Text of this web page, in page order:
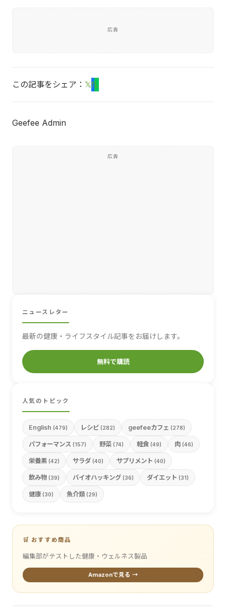
広告
この記事をシェア： 𝕏fL
Geefee Admin
広告
ニュースレター
最新の健康・ライフスタイル記事をお届けします。
無料で購読
人気のトピック
English (479) レシピ (282) geefeeカフェ (278)
パフォーマンス (157) 野菜 (74) 軽食 (49) 肉 (46)
栄養素 (42) サラダ (40) サプリメント (40)
飲み物 (39) バイオハッキング (36) ダイエット (31)
健康 (30) 魚介類 (29)
🛒 おすすめ商品
編集部がテストした健康・ウェルネス製品
Amazonで見る →